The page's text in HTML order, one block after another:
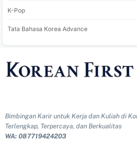
K-Pop
Tata Bahasa Korea Advance
Bimbingan Karir untuk Kerja dan Kuliah di
Terlengkap, Terpercaya, dan Berkualitas
WA: 087719424203